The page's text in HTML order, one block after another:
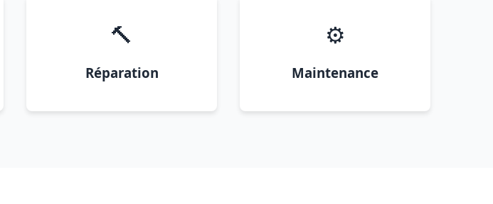
🔨
Réparation
⚙️
Maintenance